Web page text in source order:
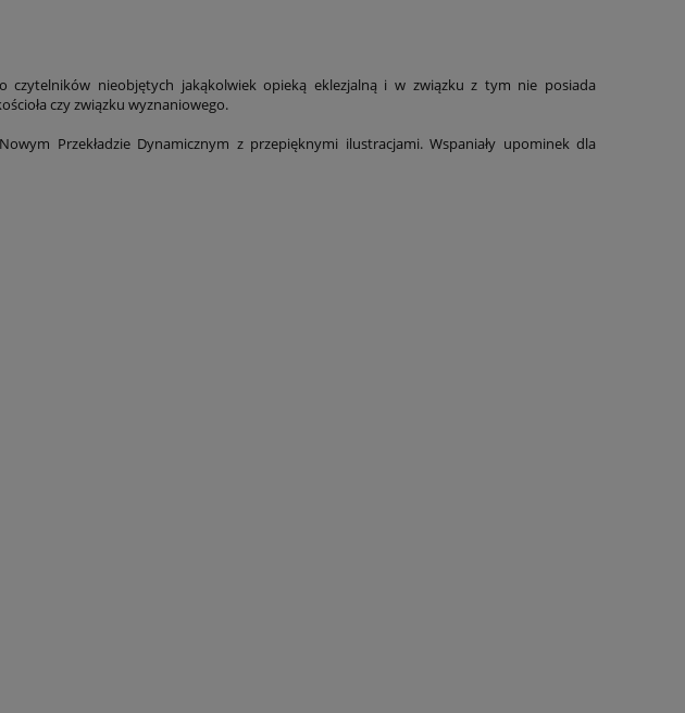
czytelników nieobjętych jakąkolwiek opieką eklezjalną i w związku z tym nie posiada
czy związku wyznaniowego.
Przekładzie Dynamicznym z przepięknymi ilustracjami. Wspaniały upominek dla